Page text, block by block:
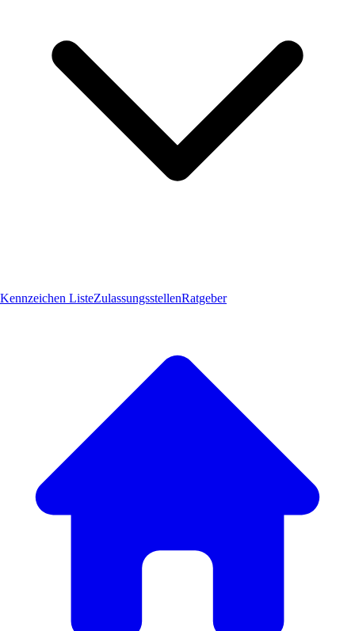
Kennzeichen ListeZulassungsstellenRatgeber